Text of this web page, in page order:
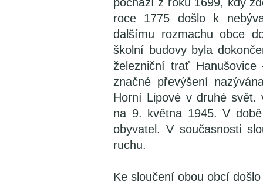
roce 1775 došlo k
dalšímu rozmachu obce
školní budovy byla
železniční trať
značné převýšení
Horní Lipové v druhé svět.
na 9. května 1945. V
obyvatel. V současnosti
ruchu.
Ke sloučení obou obcí